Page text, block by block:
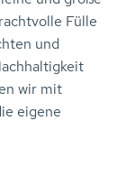
Fülle
und
wir mit
eigene